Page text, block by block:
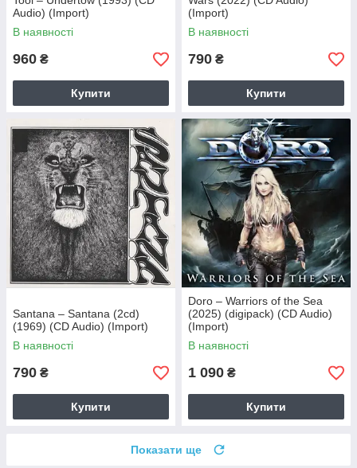
Audio) (Import)
В наявності
960 ₴
Купити
(Import)
В наявності
790 ₴
Купити
Santana – Santana (2cd)
(1969) (CD Audio) (Import)
В наявності
790 ₴
Купити
Doro – Warriors of the Sea
(2025) (digipack) (CD Audio)
(Import)
В наявності
1 090 ₴
Купити
Показати ще